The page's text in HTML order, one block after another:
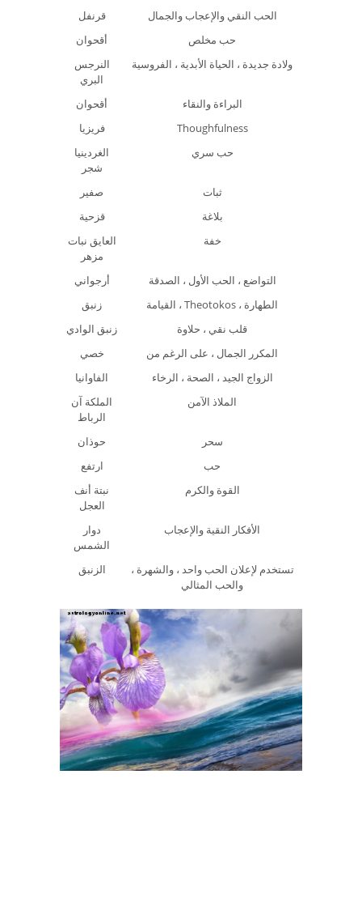
قرنفل
الحب النقي والإعجاب والجمال
أقحوان
حب مخلص
النرجس
البري
ولادة جديدة ، الحياة الأبدية ، الفروسية
أقحوان
البراءة والنقاء
فريزيا
Thoughfulness
الغردينيا
شجر
حب سري
صفير
ثبات
قزحية
بلاغة
العايق نبات
مزهر
خفة
أرجواني
التواضع ، الحب الأول ، الصدقة
زنبق
القيامة ، Theotokos ، الطهارة
زنبق الوادي
قلب نقي ، حلاوة
خصي
المكرر الجمال ، على الرغم من
الفاوانيا
الزواج الجيد ، الصحة ، الرخاء
الملكة آن
الرباط
الملاذ الآمن
حوذان
سحر
ارتفع
حب
نبتة أنف
العجل
القوة والكرم
دوار
الشمس
الأفكار النقية والإعجاب
الزنبق
تستخدم لإعلان الحب واحد ، والشهرة ،
والحب المثالي